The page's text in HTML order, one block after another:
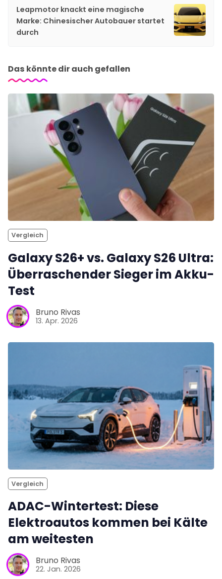
Leapmotor knackt eine magische
Marke: Chinesischer Autobauer startet
durch
Das könnte dir auch gefallen
Vergleich
Galaxy S26+ vs. Galaxy S26 Ultra:
Überraschender Sieger im Akku-
Test
Bruno Rivas
13. Apr. 2026
Vergleich
ADAC-Wintertest: Diese
Elektroautos kommen bei Kälte
am weitesten
Bruno Rivas
22. Jan. 2026